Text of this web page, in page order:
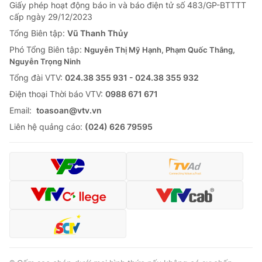
Sản phẩm
Thị trường
Tư vấn
Lịch phát sóng
Chuyên mục khác
Emagazine Podcast
Photo Infographic
Shorts video
VTV Money VTV Thể thao
VTV Sức khoẻ
Giấy phép hoạt động báo in và báo điện tử số 483/GP-BTTTT
cấp ngày 29/12/2023
Tổng Biên tập: Vũ Thanh Thủy
Phó Tổng Biên tập: Nguyễn Thị Mỹ Hạnh, Phạm Quốc Thắng,
Nguyễn Trọng Ninh
Tổng đài VTV: 024.38 355 931 - 024.38 355 932
Ðiện thoại Thời báo VTV: 0988 671 671
Email: toasoan@vtv.vn
Liên hệ quảng cáo: (024) 626 79595